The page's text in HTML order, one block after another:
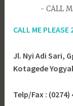
n
u
k
CALL
CALL ME
Jl. Nyi Adi Sari,
Kotagede
Telp/Fax : (0274)